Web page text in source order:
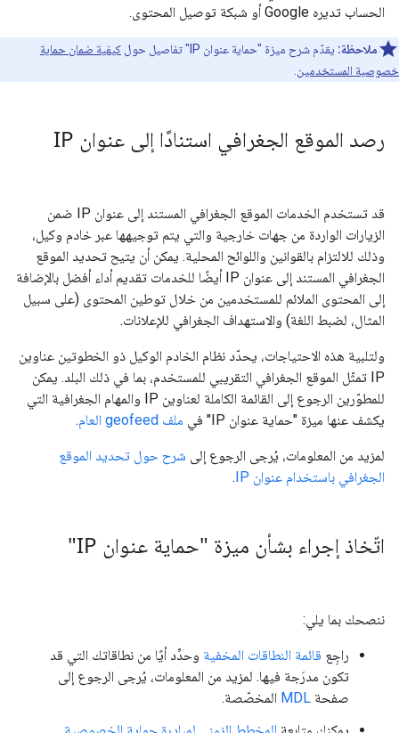
الحساب تديره Google أو شبكة توصيل المحتوى.
ملاحظة: يقدّم شرح ميزة "حماية عنوان IP" تفاصيل حول
كيفية ضمان حماية
خصوصية المستخدمين
رصد الموقع الجغرافي استنادًا إلى عنوان IP
قد تستخدم الخدمات الموقع الجغرافي المستند إلى عنوان IP ضمن
الزيارات الواردة من جهات خارجية والتي يتم توجيهها عبر خادم وكيل،
وذلك للالتزام بالقوانين واللوائح المحلية. يمكن أن يتيح تحديد الموقع
الجغرافي المستند إلى عنوان IP أيضًا للخدمات تقديم أداء أفضل بالإضافة
إلى المحتوى الملائم للمستخدمين من خلال توطين المحتوى (على سبيل
المثال، لضبط اللغة) والاستهداف الجغرافي للإعلانات.
ولتلبية هذه الاحتياجات، يحدّد نظام الخادم الوكيل ذو الخطوتين عناوين
IP تمثّل الموقع الجغرافي التقريبي للمستخدم، بما في ذلك البلد. يمكن
للمطوّرين الرجوع إلى القائمة الكاملة لعناوين IP والمهام الجغرافية التي
يكشف عنها ميزة "حماية عنوان IP" في
ملف geofeed العام .
لمزيد من المعلومات، يُرجى الرجوع إلى شرح حول تحديد الموقع
الجغرافي باستخدام عنوان IP
.
اتّخاذ إجراء بشأن ميزة "حماية عنوان IP"
ننصحك بما يلي:
راجِع قائمة النطاقات المخفية وحدِّد أيًا من نطاقاتك التي قد
تكون مدرَجة فيها. لمزيد من المعلومات، يُرجى الرجوع إلى
صفحة MDL المخصّصة.